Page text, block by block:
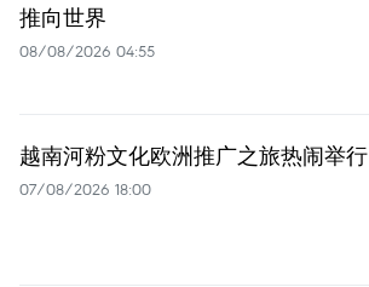
推向世界
08/08/2026 04:55
越南河粉文化欧洲推广之旅热闹举行
07/08/2026 18:00